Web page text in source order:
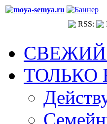
RSS:
ТОЛЬКО